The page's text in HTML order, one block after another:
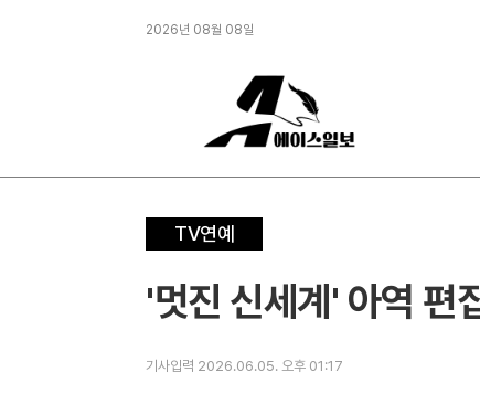
2026년 08월 08일
TV연예
'멋진 신세계' 아역 편
기사입력 2026.06.05. 오후 01:17